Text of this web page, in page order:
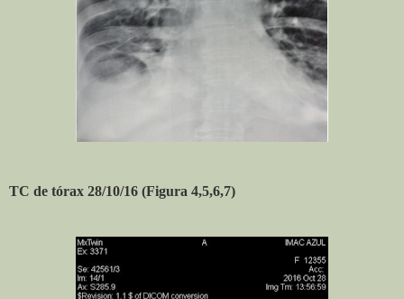
TC de tórax 28/10/16 (Figura 4,5,6,7)